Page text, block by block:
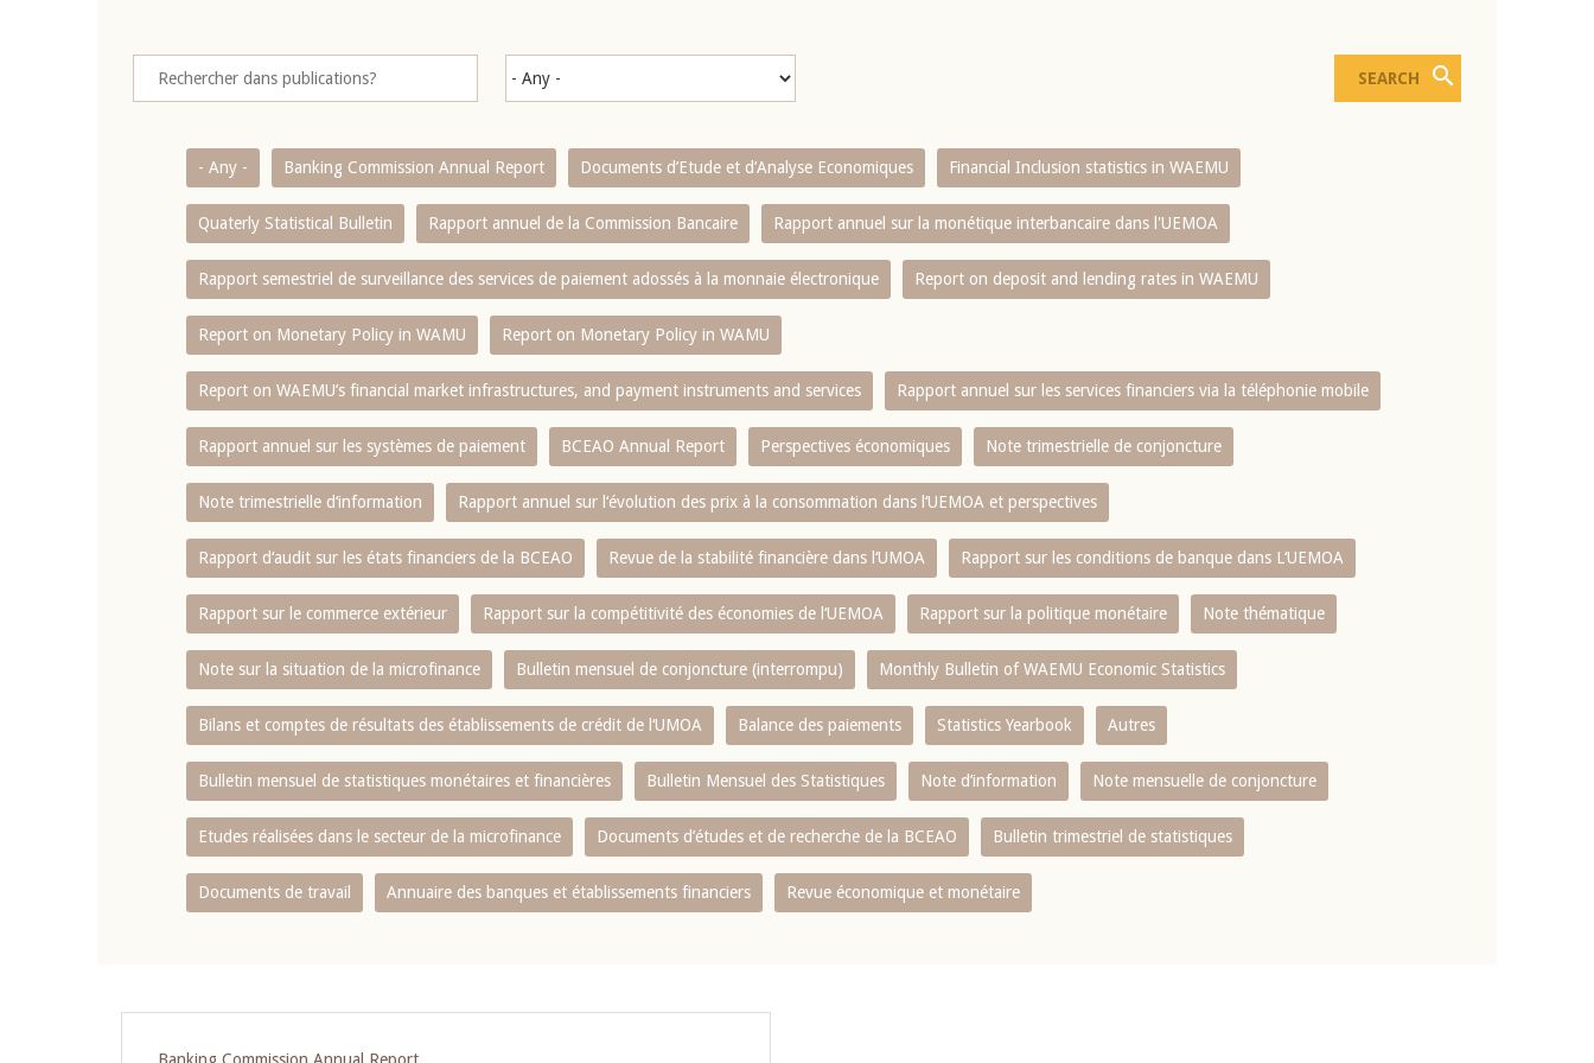
- Any - Banking Commission Annual Report Documents d’Etude et d’Analyse Economiques Financial Inclusion statistics in WAEMU
Quaterly Statistical Bulletin Rapport annuel de la Commission Bancaire Rapport annuel sur la monétique interbancaire dans l'UEMOA
Rapport semestriel de surveillance des services de paiement adossés à la monnaie électronique Report on deposit and lending rates in WAEMU
Report on Monetary Policy in WAMU Report on Monetary Policy in WAMU
Report on WAEMU’s financial market infrastructures, and payment instruments and services Rapport annuel sur les services financiers via la téléphonie mobile
Rapport annuel sur les systèmes de paiement BCEAO Annual Report Perspectives économiques Note trimestrielle de conjoncture
Note trimestrielle d‘information Rapport annuel sur l‘évolution des prix à la consommation dans l‘UEMOA et perspectives
Rapport d‘audit sur les états financiers de la BCEAO Revue de la stabilité financière dans l‘UMOA Rapport sur les conditions de banque dans L‘UEMOA
Rapport sur le commerce extérieur Rapport sur la compétitivité des économies de l‘UEMOA Rapport sur la politique monétaire Note thématique
Note sur la situation de la microfinance Bulletin mensuel de conjoncture (interrompu) Monthly Bulletin of WAEMU Economic Statistics
Bilans et comptes de résultats des établissements de crédit de l‘UMOA Balance des paiements Statistics Yearbook Autres
Bulletin mensuel de statistiques monétaires et financières Bulletin Mensuel des Statistiques Note d’information Note mensuelle de conjoncture
Etudes réalisées dans le secteur de la microfinance Documents d’études et de recherche de la BCEAO Bulletin trimestriel de statistiques
Documents de travail Annuaire des banques et établissements financiers Revue économique et monétaire